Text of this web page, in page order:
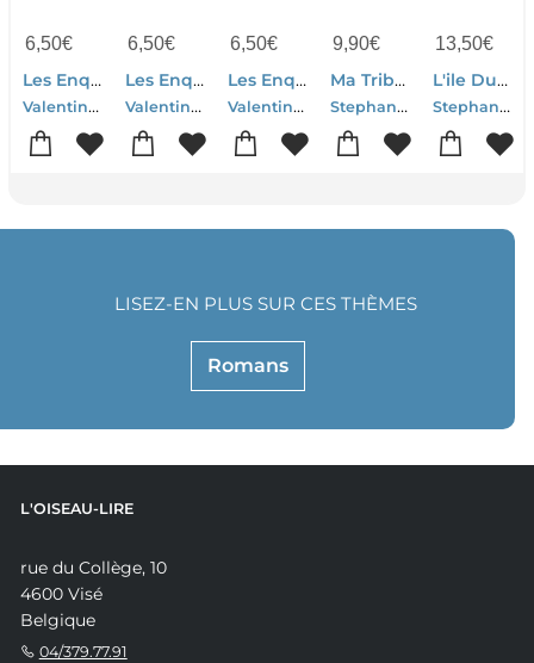
6,50€
Les Enquetes De Quentin Et Sophie Tome 3 : La Disparition Des Beignets
Valentin Mathe-Stephane Nicolet
6,50€
Les Enquetes De Quentin Et Sophie Tome 2 : Le Meuble Qui Frissonne
Valentin Mathe-Stephane Nicolet
6,50€
Les Enquetes De Quentin Et Sophie Tome 1 : Des Pas Dans Le Grenier
Valentin Mathe-Stephane Nicolet
9,90€
Ma Tribu Pieds Nus Tome 1 : Adieu, Beton !
Stephane Nicolet
13,50€
L'ile Du Docteur Momo
Stephane Nicolet
Romans
LISEZ-EN PLUS SUR CES THÈMES
L'OISEAU-LIRE
rue du Collège, 10
4600 Visé
Belgique
04/379.77.91